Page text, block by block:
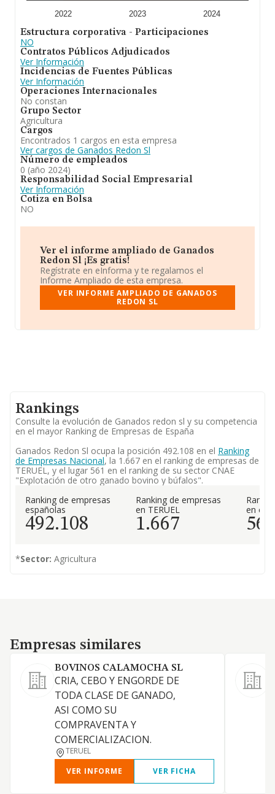
2022 2023 2024
Estructura corporativa - Participaciones
NO
Contratos Públicos Adjudicados
Ver Información
Incidencias de Fuentes Públicas
Ver Información
Operaciones Internacionales
No constan
Grupo Sector
Agricultura
Cargos
Encontrados 1 cargos en esta empresa
Ver cargos de Ganados Redon Sl
Número de empleados
0 (año 2024)
Responsabilidad Social Empresarial
Ver Información
Cotiza en Bolsa
NO
Ver el informe ampliado de Ganados
Redon Sl ¡Es gratis!
Regístrate en eInforma y te regalamos el
Informe Ampliado de esta empresa.
VER INFORME AMPLIADO DE GANADOS
REDON SL
Rankings
Consulte la evolución de Ganados redon sl y su competencia
en el mayor Ranking de Empresas de España
Ganados Redon Sl ocupa la posición 492.108 en el Ranking
de Empresas Nacional, la 1.667 en el ranking de empresas de
TERUEL, y el lugar 561 en el ranking de su sector CNAE
"Explotación de otro ganado bovino y búfalos".
Ranking de empresas
españolas
492.108
Ranking de empresas
en TERUEL
1.667
en el
561
*Sector: Agricultura
Empresas similares
Empresas similares
BOVINOS CALAMOCHA SL
CRIA, CEBO Y ENGORDE DE
TODA CLASE DE GANADO,
ASI COMO SU
COMPRAVENTA Y
COMERCIALIZACION.
TERUEL
VER INFORME
VER FICHA